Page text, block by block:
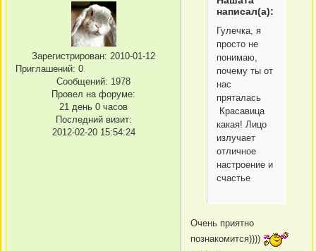
Зарегистрирован: 2010-01-12
Приглашений: 0
Сообщений: 1978
Провел на форуме:
21 день 0 часов
Последний визит:
2012-02-20 15:54:24
написал(а):
Гулечка, я
просто не
понимаю,
почему ты от
нас
пряталась
Красавица
какая! Лицо
излучает
отличное
настроение и
счастье
Очень приятно
познакомится))))